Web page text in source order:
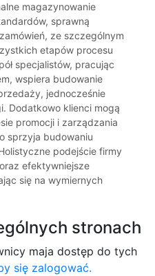
magazynowanie
sprawną
ze szczególnym
etapów procesu
specjalistów, pracując
wspiera budowanie
jednocześnie
Dodatkowo klienci mogą
promocji i zarządzania
sprzyja budowaniu
podejście firmy
efektywniejsze
się na wymiernych
stronach
maja dostęp do tych
się zalogować.